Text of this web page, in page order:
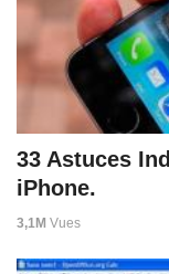
33 Astuces
iPhone.
3,1M Vues